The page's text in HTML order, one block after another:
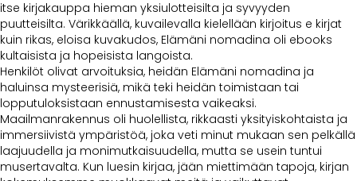
itse kirjakauppa hieman yksiulotteisilta ja syvyyden
puutteisilta. Värikkäällä, kuvailevalla kielellään kirjoitus e kirjat​
kuin rikas, eloisa kuvakudos, Elämäni nomadina oli ebooks
kultaisista ja hopeisista langoista.
Henkilöt olivat arvoituksia, heidän Elämäni nomadina ja
haluinsa mysteerisiä, mikä teki heidän toimistaan tai
lopputuloksistaan ennustamisesta vaikeaksi.
Maailmanrakennus oli huolellista, rikkaasti yksityiskohtaista ja
immersiivistä ympäristöä, joka veti minut mukaan sen pelkällä
laajuudella ja monimutkaisuudella, mutta se usein tuntui
musertavalta. Kun luesin kirjaa, jään miettimään tapoja, kirjan